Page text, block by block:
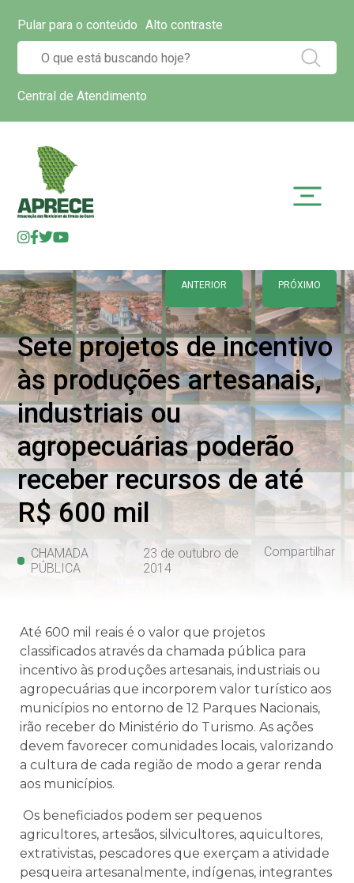
Pular para o conteúdo Alto contraste
Central de Atendimento
ANTERIOR PRÓXIMO
Sete projetos de incentivo
às produções artesanais,
industriais ou
agropecuárias poderão
receber recursos de até
R$ 600 mil
CHAMADA
PÚBLICA
23 de outubro de
2014
Compartilhar
Até 600 mil reais é o valor que projetos
classificados através da chamada pública para
incentivo às produções artesanais, industriais ou
agropecuárias que incorporem valor turístico aos
municípios no entorno de 12 Parques Nacionais,
irão receber do Ministério do Turismo. As ações
devem favorecer comunidades locais, valorizando
a cultura de cada região de modo a gerar renda
aos municípios.
Os beneficiados podem ser pequenos
agricultores, artesãos, silvicultores, aquicultores,
extrativistas, pescadores que exerçam a atividade
pesqueira artesanalmente, indígenas, integrantes